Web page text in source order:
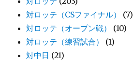
対ロッテ（CSファイナル）
(7)
対ロッテ（オープン戦）
(10)
対ロッテ（練習試合）
(1)
対中日 (21)